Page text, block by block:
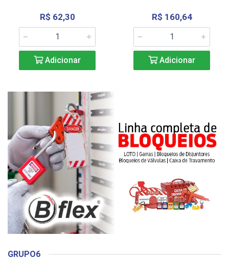
R$ 62,30
Adicionar
R$ 160,64
Adicionar
GRUPO6